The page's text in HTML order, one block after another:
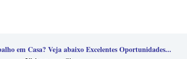
em Casa? Veja abaixo Excelentes Oportunidades...